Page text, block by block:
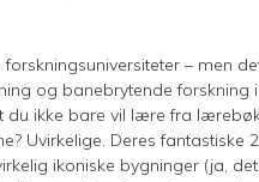
– men
og banebrytende forskning
du ikke bare vil lære fra
Uvirkelige. Deres fantastiske
ikoniske bygninger (ja,